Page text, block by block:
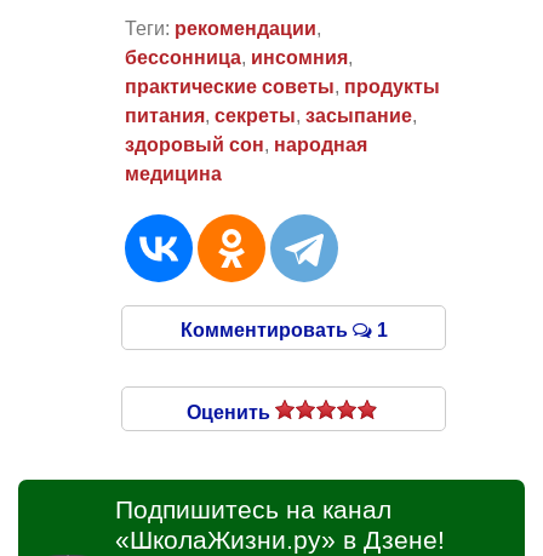
Теги: рекомендации,
бессонница, инсомния,
практические советы, продукты
питания, секреты, засыпание,
здоровый сон, народная
медицина
Комментировать 1
Оценить
Подпишитесь на канал
«ШколаЖизни.ру» в Дзене!